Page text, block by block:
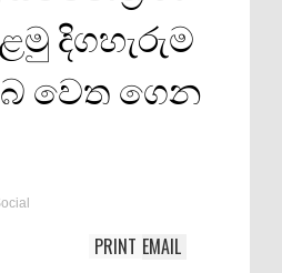
දිගහැරුම
වෙත ගෙන
EMAIL
PRINT